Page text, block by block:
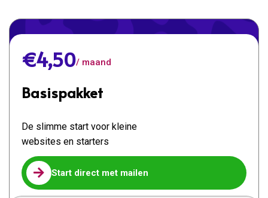
€4,50/ maand
Basispakket
De slimme start voor kleine
websites en starters
 Start direct met mailen